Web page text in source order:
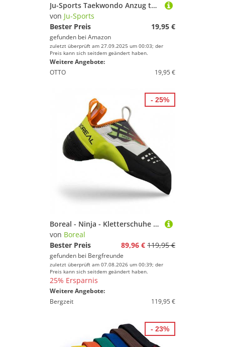
Ju-Sports Taekwondo Anzug to start Weiß 90 I Dobok Taekwondo für Kinder & Einsteiger I Taekwondo Kimono inkl. weißem Gürtel I Hose mit Kickzwickel I 100% Baumwolle
von Ju-Sports
Bester Preis
19,95 €
gefunden bei Amazon
zuletzt überprüft am 27.09.2025 um 00:03; der
Preis kann sich seitdem geändert haben.
Weitere Angebote:
OTTO
19,95 €
Boreal - Ninja - Kletterschuhe Gr 42 weiß
von Boreal
Bester Preis
89,96 € 119,95 €
gefunden bei Bergfreunde
zuletzt überprüft am 07.08.2026 um 00:39; der
Preis kann sich seitdem geändert haben.
25% Ersparnis
Weitere Angebote:
Bergzeit
119,95 €
- 25%
- 23%